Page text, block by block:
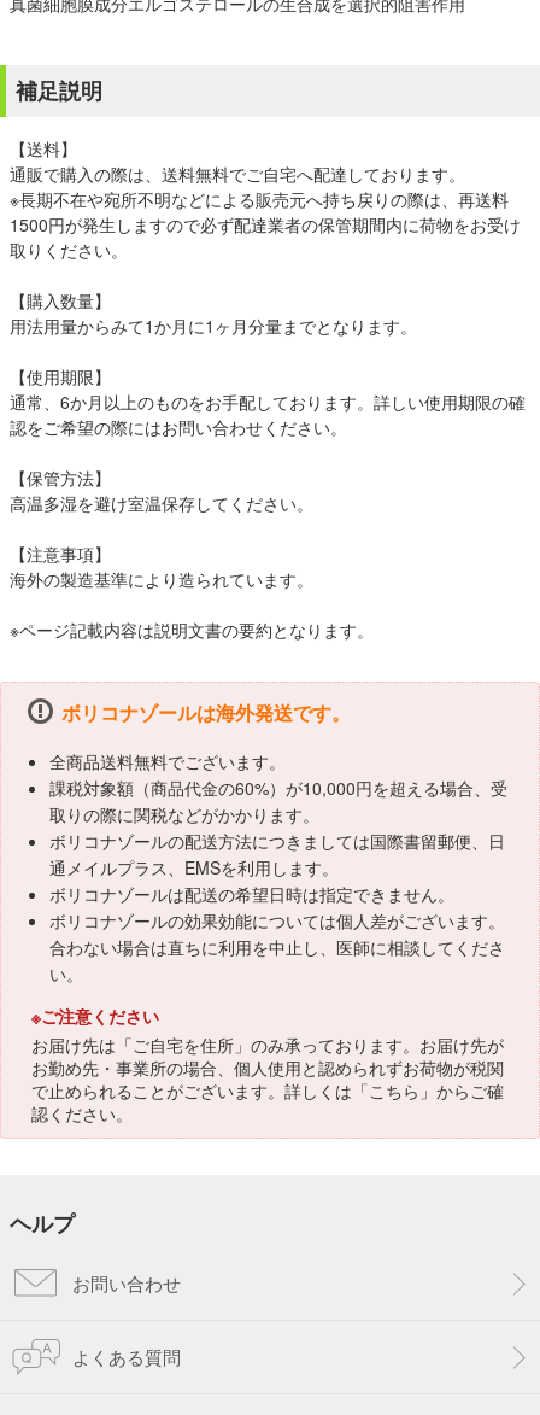
補足説明
【送料】
通販で購入の際は、送料無料でご自宅へ配達しております。
※長期不在や宛所不明などによる販売元へ持ち戻りの際は、再送料
1500円が発生しますので必ず配達業者の保管期間内に荷物をお受け
取りください。
【購入数量】
用法用量からみて1か月に1ヶ月分量までとなります。
【使用期限】
通常、6か月以上のものをお手配しております。詳しい使用期限の確
認をご希望の際にはお問い合わせください。
【保管方法】
高温多湿を避け室温保存してください。
【注意事項】
海外の製造基準により造られています。
※ページ記載内容は説明文書の要約となります。
ボリコナゾールは海外発送です。
全商品送料無料でございます。
課税対象額（商品代金の60%）が10,000円を超える場合、受
取りの際に関税などがかかります。
ボリコナゾールの配送方法につきましては国際書留郵便、日
通メイルプラス、EMSを利用します。
ボリコナゾールは配送の希望日時は指定できません。
ボリコナゾールの効果効能については個人差がございます。
合わない場合は直ちに利用を中止し、医師に相談してくださ
い。
※ご注意ください
お届け先は「ご自宅を住所」のみ承っております。お届け先が
お勤め先・事業所の場合、個人使用と認められずお荷物が税関
で止められることがございます。詳しくは「こちら 」からご確
認ください。
ヘルプ
お問い合わせ
よくある質問